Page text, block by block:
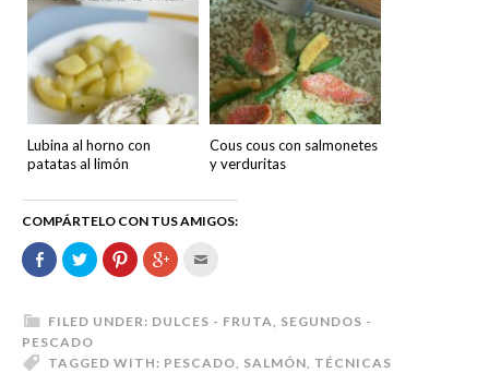
Lubina al horno con
patatas al limón
Cous cous con salmonetes
y verduritas
COMPÁRTELO CON TUS AMIGOS:
Comparte
en
Facebook
en
una
ventana
nueva)
Haz
clic
para
Twitter
(Se
abre
en
Haz
clic
para
Pinterest
en
Haz
clic
Google+
en
correo
un
amigo
FILED UNDER: DULCES - FRUTA, SEGUNDOS -
PESCADO
TAGGED WITH: PESCADO, SALMÓN, TÉCNICAS